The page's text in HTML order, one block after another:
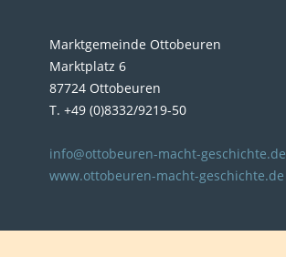
Marktgemeinde Ottobeuren
Marktplatz 6
87724 Ottobeuren
T. +49 (0)8332/9219-50
info@ottobeuren-macht-geschichte.de
www.ottobeuren-macht-geschichte.de